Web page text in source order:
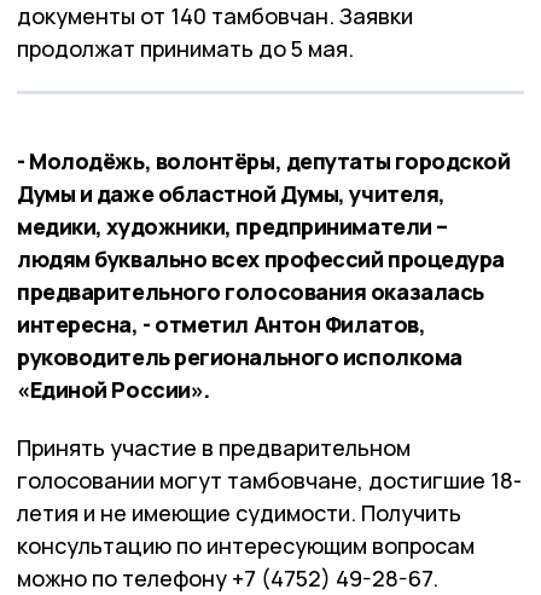
документы от 140 тамбовчан. Заявки
продолжат принимать до 5 мая.
- Молодёжь, волонтёры, депутаты городской
Думы и даже областной Думы, учителя,
медики, художники, предприниматели –
людям буквально всех профессий процедура
предварительного голосования оказалась
интересна, - отметил Антон Филатов,
руководитель регионального исполкома
«Единой России».
Принять участие в предварительном
голосовании могут тамбовчане, достигшие 18-
летия и не имеющие судимости. Получить
консультацию по интересующим вопросам
можно по телефону +7 (4752) 49-28-67.